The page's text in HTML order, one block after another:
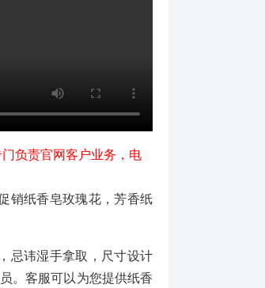
负责官网客户业务，电
销纸香皂玫瑰花，芳香纸
忌讳湿手拿取，尺寸设计
。客服可以为您提供纸香